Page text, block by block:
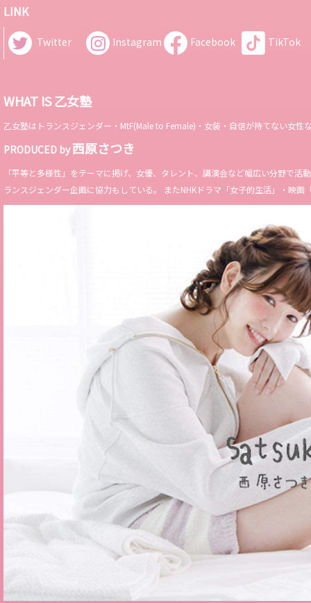
LINK
Twitter Instagram Facebook TikTok
WHAT IS 乙女塾
乙女塾はトランスジェンダー・MtF(Male to Female)・女装・自信が持てない女
PRODUCED by西原さつき
「平等と多様性」をテーマに掲げ、女優、タレント、講演会など幅広い分野で
ランスジェンダー企画に協力もしている。 またNHKドラマ「女子的生活」・映